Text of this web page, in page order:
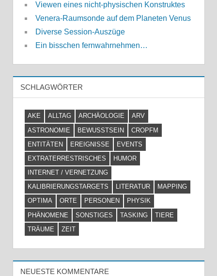
Viewen eines nicht-physischen Konstruktes
Venera-Raumsonde auf dem Planeten Venus
Diverse Session-Auszüge
Ein bisschen fernwahrnehmen…
SCHLAGWÖRTER
AKE ALLTAG ARCHÄOLOGIE
ARV
ASTRONOMIE
BEWUSSTSEIN
CROPFM
ENTITÄTEN
EREIGNISSE
EVENTS
EXTRATERRESTRISCHES
HUMOR
INTERNET / VERNETZUNG
KALIBRIERUNGSTARGETS
LITERATUR
MAPPING
OPTIMA
ORTE PERSONEN
PHYSIK
PHÄNOMENE
SONSTIGES TASKING
TIERE
TRÄUME
ZEIT
NEUESTE KOMMENTARE